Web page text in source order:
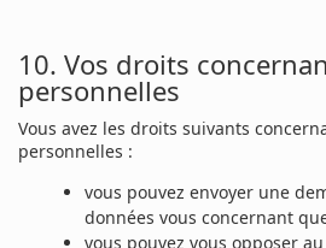
10. Vos droits
personnelles
Vous avez les droits suivants
personnelles :
vous pouvez envoyer une
données vous concernant
vous pouvez vous opposer